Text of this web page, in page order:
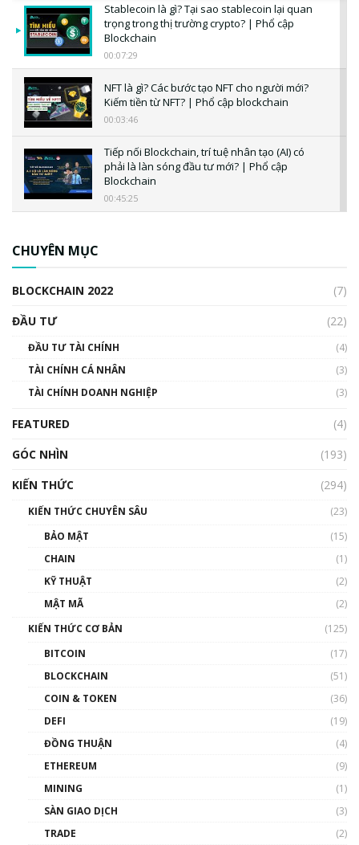
Stablecoin là gì? Tại sao stablecoin lại quan
trọng trong thị trường crypto? | Phổ cập
Blockchain
00:07:29
NFT là gì? Các bước tạo NFT cho người mới?
Kiếm tiền từ NFT? | Phổ cập blockchain
00:03:46
Tiếp nối Blockchain, trí tuệ nhân tạo (AI) có
phải là làn sóng đầu tư mới? | Phổ cập
Blockchain
00:45:25
00:02:14
Nhìn lại năm 2022: Những sự kiện ảnh hưởng
đến hệ sinh thái tiền mã hoá | Phổ cập
00:43:47
như thể nào?
00:39:31
Phổ cập Blockchain
thống & Crypto qua các cuộc chiến | Phổ cập
CHUYÊN MỤC
BLOCKCHAIN 2022
(7)
ĐẦU TƯ
(22)
ĐẦU TƯ TÀI CHÍNH
(4)
TÀI CHÍNH CÁ NHÂN
(3)
TÀI CHÍNH DOANH NGHIỆP
(3)
FEATURED
(4)
GÓC NHÌN
(193)
KIẾN THỨC
(294)
KIẾN THỨC CHUYÊN SÂU
(23)
BẢO MẬT
(15)
CHAIN
(1)
KỸ THUẬT
(2)
MẬT MÃ
(2)
KIẾN THỨC CƠ BẢN
(125)
BITCOIN
(17)
BLOCKCHAIN
(51)
COIN & TOKEN
(36)
DEFI
(19)
ĐỒNG THUẬN
(4)
ETHEREUM
(9)
MINING
(1)
SÀN GIAO DỊCH
(3)
TRADE
(2)